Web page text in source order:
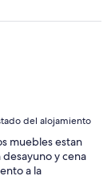
del alojamiento
muebles estan
y cena
a la